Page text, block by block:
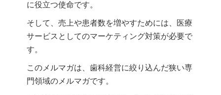
に役立つ使命です。
そして、売上や患者数を増やすためには、医療
サービスとしてのマーケティング対策が必要で
す。
このメルマガは、歯科経営に絞り込んだ狭い専
門領域のメルマガです。